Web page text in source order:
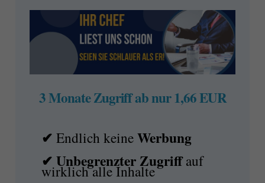
3 Monate Zugriff ab nur 1,66 EUR
✔Endlich keineWerbung
✔ Unbegrenzter Zugriffauf
wirklich alle Inhalte